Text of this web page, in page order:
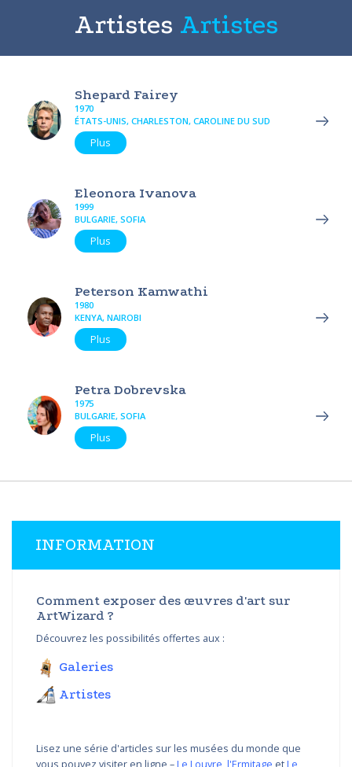
Artistes Artistes
Shepard Fairey
1970
ÉTATS-UNIS, CHARLESTON, CAROLINE DU SUD
Plus
Eleonora Ivanova
1999
BULGARIE, SOFIA
Plus
Peterson Kamwathi
1980
KENYA, NAIROBI
Plus
Petra Dobrevska
1975
BULGARIE, SOFIA
Plus
INFORMATION
Comment exposer des œuvres d'art sur
ArtWizard ?
Découvrez les possibilités offertes aux :
Galeries
Artistes
Lisez une série d'articles sur les musées du monde que
vous pouvez visiter en ligne –Le Louvre l'Ermitage etLe